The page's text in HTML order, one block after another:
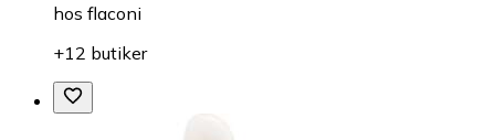
hos flaconi
+12 butiker